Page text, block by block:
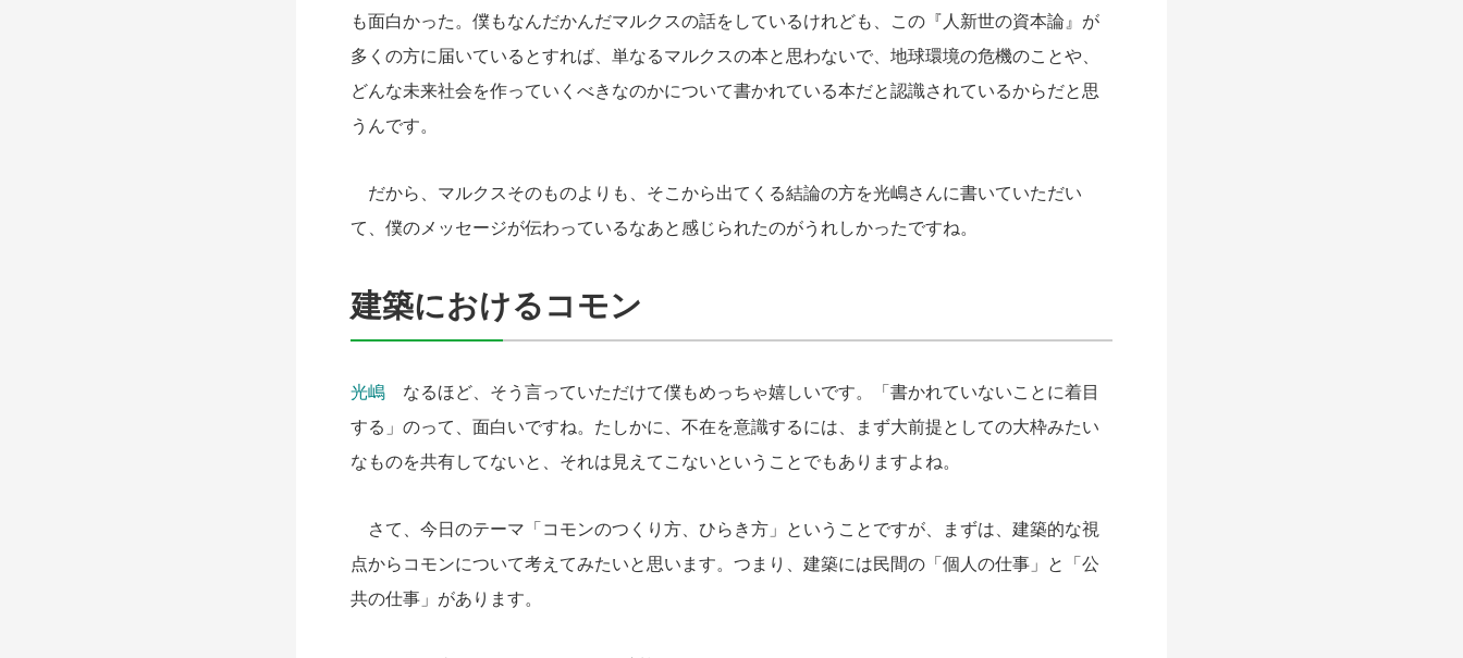
も面白かった。僕もなんだかんだマルクスの話をしているけれども、この『人新世の資本論』が
多くの方に届いているとすれば、単なるマルクスの本と思わないで、地球環境の危機のことや、
どんな未来社会を作っていくべきなのかについて書かれている本だと認識されているからだと思
うんです。
だから、マルクスそのものよりも、そこから出てくる結論の方を光嶋さんに書いていただい
て、僕のメッセージが伝わっているなあと感じられたのがうれしかったですね。
建築におけるコモン
光嶋 なるほど、そう言っていただけて僕もめっちゃ嬉しいです。「書かれていないことに着目
する」のって、面白いですね。たしかに、不在を意識するには、まず大前提としての大枠みたい
なものを共有してないと、それは見えてこないということでもありますよね。
さて、今日のテーマ「コモンのつくり方、ひらき方」ということですが、まずは、建築的な視
点からコモンについて考えてみたいと思います。つまり、建築には民間の「個人の仕事」と「公
共の仕事」があります。